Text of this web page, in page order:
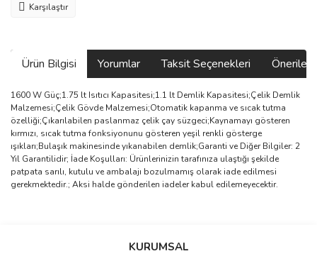
Karşılaştır
Ürün Bilgisi Yorumlar Taksit Seçenekleri
1600 W Güç;1.75 lt Isıtıcı Kapasitesi;1.1 lt Demlik Kapasitesi;Çelik Demlik
Malzemesi;Çelik Gövde Malzemesi;Otomatik kapanma ve sıcak tutma
özelliği;Çıkarılabilen paslanmaz çelik çay süzgeci;Kaynamayı gösteren
kırmızı, sıcak tutma fonksiyonunu gösteren yeşil renkli gösterge
ışıkları;Bulaşık makinesinde yıkanabilen demlik;Garanti ve Diğer Bilgiler: 2
Yıl Garantilidir; İade Koşulları: Ürünlerinizin tarafınıza ulaştığı şekilde
patpata sarılı, kutulu ve ambalajı bozulmamış olarak iade edilmesi
gerekmektedir.; Aksi halde gönderilen iadeler kabul edilemeyecektir.
Bu ürüne ilk yorumu siz yapın!
KURUMSAL